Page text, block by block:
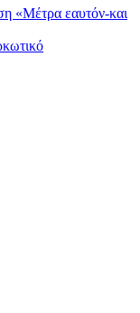
«Μέτρα εαυτόν-και